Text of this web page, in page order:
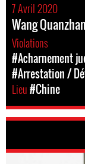
7 Avril 2020
Wang
Violations
#Acharnement
#Arrestation /
Lieu#Chine